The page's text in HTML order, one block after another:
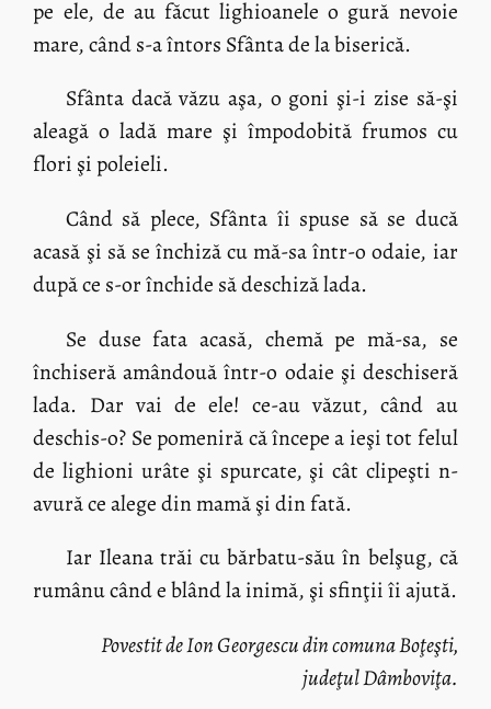
pe ele, de au făcut lighioanele o gură nevoie
mare, când s-a întors Sfânta de la biserică.
Sfânta dacă văzu aşa, o goni şi-i zise să-şi
aleagă o ladă mare şi împodobită frumos cu
flori şi poleieli.
Când să plece, Sfânta îi spuse să se ducă
acasă şi să se închiză cu mă-sa într-o odaie, iar
după ce s-or închide să deschiză lada.
Se duse fata acasă, chemă pe mă-sa, se
închiseră amândouă într-o odaie şi deschiseră
lada. Dar vai de ele! ce-au văzut, când au
deschis-o? Se pomeniră că începe a ieşi tot felul
de lighioni urâte şi spurcate, şi cât clipeşti n-
avură ce alege din mamă şi din fată.
Iar Ileana trăi cu bărbatu-său în belşug, că
rumânu când e blând la inimă, şi sfinţii îi ajută.
Povestit de Ion Georgescu din comuna Boţeşti,
judeţul Dâmboviţa.